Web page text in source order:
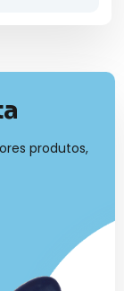
produtos,